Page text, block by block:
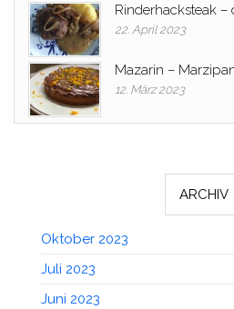
Rinderhacksteak –
22. April 2023
Mazarin –
12. März 2023
ARCHIV
Oktober 2023
Juli 2023
Juni 2023